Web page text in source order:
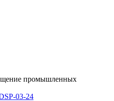
промышленных
03-24